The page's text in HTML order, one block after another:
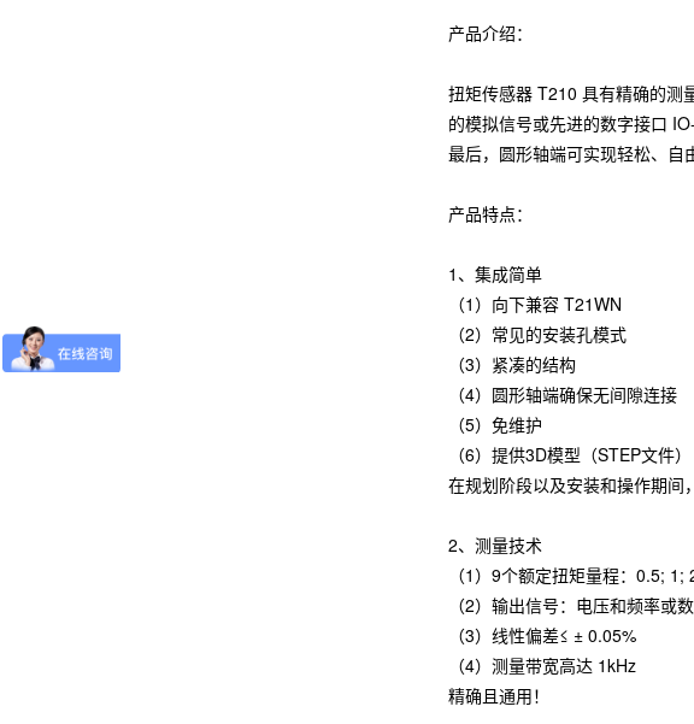
产品介绍：
扭矩传感器 T210 具有精确的测
的模拟信号或先进的数字接口
最后，圆形轴端可实现轻松、自
产品特点：
1、集成简单
（1）向下兼容 T21WN
（2）常见的安装孔模式
（3）紧凑的结构
（4）圆形轴端确保无间隙连接
（5）免维护
（6）提供3D模型（STEP文件）
在规划阶段以及安装和操作期间
2、测量技术
（1）9个额定扭矩量程：0.5;
（2）输出信号：电压和频率或
（3）线性偏差≤ ± 0.05%
（4）测量带宽高达 1kHz
精确且通用！